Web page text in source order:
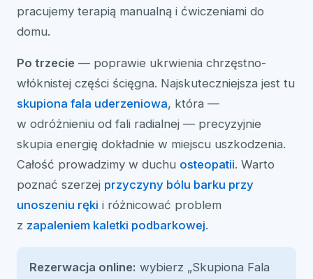
pracujemy terapią manualną i ćwiczeniami do
domu.
Po trzecie — poprawie ukrwienia chrzęstno-
włóknistej części ścięgna. Najskuteczniejsza jest tu
skupiona fala uderzeniowa, która —
w odróżnieniu od fali radialnej — precyzyjnie
skupia energię dokładnie w miejscu uszkodzenia.
Całość prowadzimy w duchu osteopatii. Warto
poznać szerzej przyczyny bólu barku przy
unoszeniu ręki i różnicować problem
z zapaleniem kaletki podbarkowej.
Rezerwacja online: wybierz „Skupiona Fala